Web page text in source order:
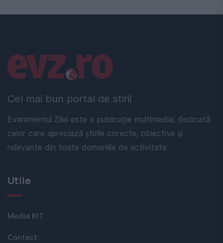
Cel mai bun portal de stiri!
Evenimentul Zilei este o publicație multimedia, dedicată
celor care apreciază știrile corecte, obiective și
relevante din toate domeniile de activitate
Linkuri utile
Utile
Media KIT
Contact